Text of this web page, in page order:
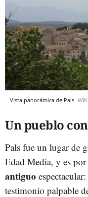
Vista panorámica de Pals
Un pueblo
Pals fue un lugar de
Edad Media, y es por
antiguo
testimonio palpable